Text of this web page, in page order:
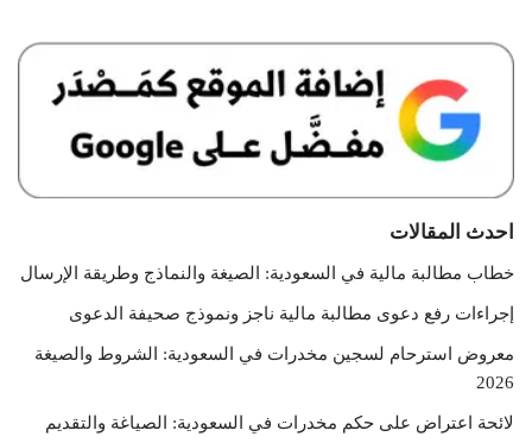
احدث المقالات
خطاب مطالبة مالية في السعودية: الصيغة والنماذج وطريقة الإرسال
إجراءات رفع دعوى مطالبة مالية ناجز ونموذج صحيفة الدعوى
معروض استرحام لسجين مخدرات في السعودية: الشروط والصيغة
2026
لائحة اعتراض على حكم مخدرات في السعودية: الصياغة والتقديم